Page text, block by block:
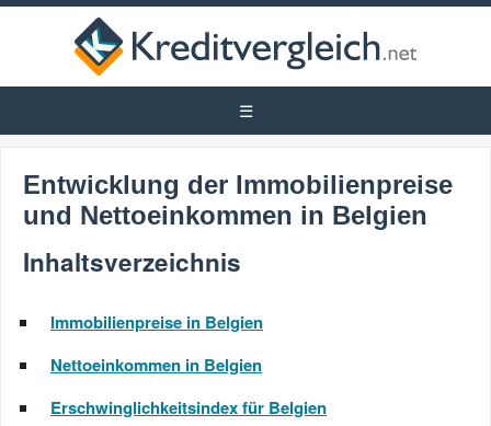
Entwicklung der Immobilienpreise
und Nettoeinkommen in Belgien
Inhaltsverzeichnis
Immobilienpreise in Belgien
Nettoeinkommen in Belgien
Erschwinglichkeitsindex für Belgien